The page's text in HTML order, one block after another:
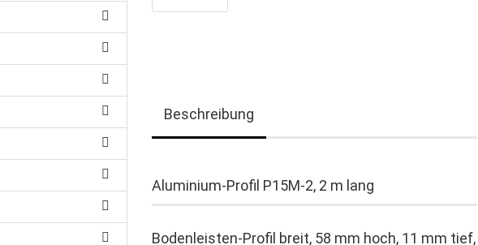
Beschreibung
Aluminium-Profil P15M-2, 2 m lang
Bodenleisten-Profil breit, 58 mm hoch, 11 mm tief,